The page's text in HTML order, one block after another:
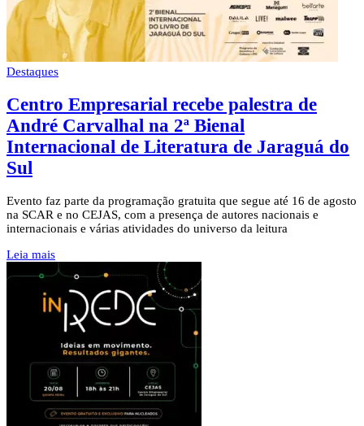
Destaques
Centro Empresarial recebe palestra de
André Carvalhal na 2ª Bienal
Internacional de Literatura de Jaraguá do
Sul
Evento faz parte da programação gratuita que segue até 16 de agosto
na SCAR e no CEJAS, com a presença de autores nacionais e
internacionais e várias atividades do universo da leitura
Leia mais